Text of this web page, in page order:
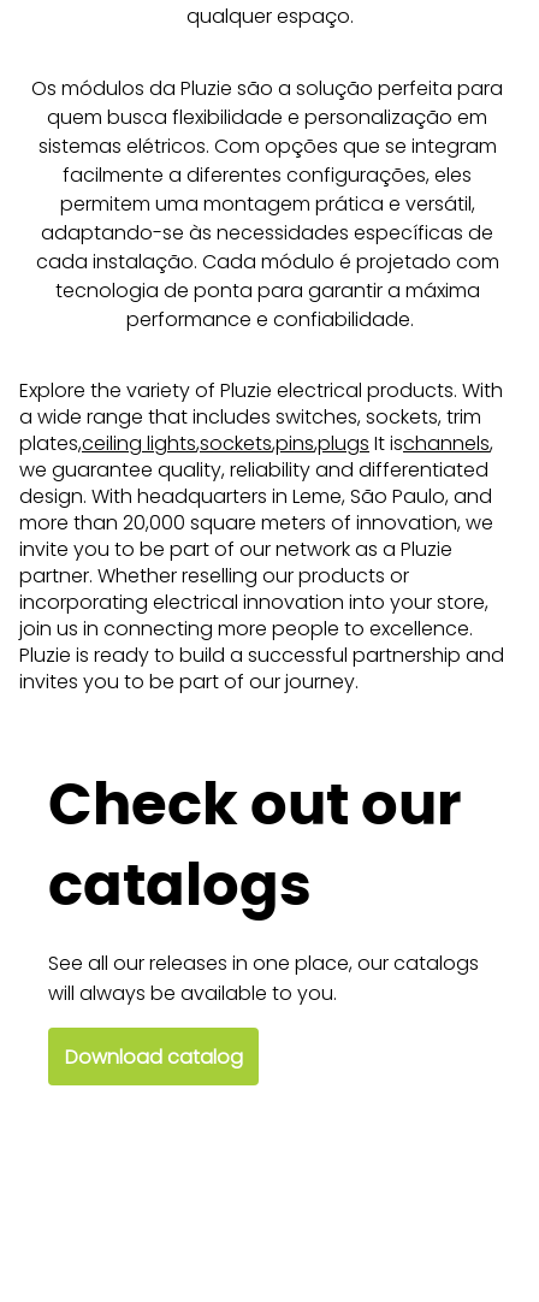
qualquer espaço.
Os módulos da Pluzie são a solução perfeita para
quem busca flexibilidade e personalização em
sistemas elétricos. Com opções que se integram
facilmente a diferentes configurações, eles
permitem uma montagem prática e versátil,
adaptando-se às necessidades específicas de
cada instalação. Cada módulo é projetado com
tecnologia de ponta para garantir a máxima
performance e confiabilidade.
Explore the variety of Pluzie electrical products. With
a wide range that includes switches, sockets, trim
plates,ceiling lights,sockets,pins,plugs It ischannels,
we guarantee quality, reliability and differentiated
design. With headquarters in Leme, São Paulo, and
more than 20,000 square meters of innovation, we
invite you to be part of our network as a Pluzie
partner. Whether reselling our products or
incorporating electrical innovation into your store,
join us in connecting more people to excellence.
Pluzie is ready to build a successful partnership and
invites you to be part of our journey.
Check out our
catalogs
See all our releases in one place, our catalogs
will always be available to you.
Download catalog